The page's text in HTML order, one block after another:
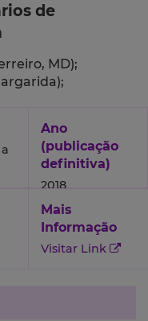
de
MD);
Ano
(publicação
definitiva)
2018
Mais
Informação
Visitar Link